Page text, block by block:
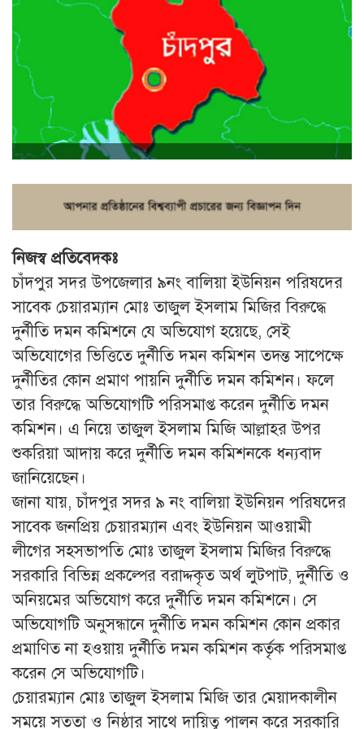
নিজস্ব প্রতিবেদকঃ
চাঁদপুর সদর উপজেলার ৯নং বালিয়া ইউনিয়ন পরিষদের
সাবেক চেয়ারম্যান মোঃ তাজুল ইসলাম মিজির বিরুদ্ধে
দুর্নীতি দমন কমিশনে যে অভিযোগ হয়েছে, সেই
অভিযোগের ভিত্তিতে দুর্নীতি দমন কমিশন তদন্ত সাপেক্ষে
দুর্নীতির কোন প্রমাণ পায়নি দুর্নীতি দমন কমিশন। ফলে
তার বিরুদ্ধে অভিযোগটি পরিসমাপ্ত করেন দুর্নীতি দমন
কমিশন। এ নিয়ে তাজুল ইসলাম মিজি আল্লাহর উপর
শুকরিয়া আদায় করে দুর্নীতি দমন কমিশনকে ধন্যবাদ
জানিয়েছেন।
জানা যায়, চাঁদপুর সদর ৯ নং বালিয়া ইউনিয়ন পরিষদের
সাবেক জনপ্রিয় চেয়ারম্যান এবং ইউনিয়ন আওয়ামী
লীগের সহসভাপতি মোঃ তাজুল ইসলাম মিজির বিরুদ্ধে
সরকারি বিভিন্ন প্রকল্পের বরাদ্দকৃত অর্থ লুটপাট, দুর্নীতি ও
অনিয়মের অভিযোগ করে দুর্নীতি দমন কমিশনে। সে
অভিযোগটি অনুসন্ধানে দুর্নীতি দমন কমিশন কোন প্রকার
প্রমাণিত না হওয়ায় দুর্নীতি দমন কমিশন কর্তৃক পরিসমাপ্ত
করেন সে অভিযোগটি।
চেয়ারম্যান মোঃ তাজুল ইসলাম মিজি তার মেয়াদকালীন
সময়ে সততা ও নিষ্ঠার সাথে দায়িত্ব পালন করে সরকারি